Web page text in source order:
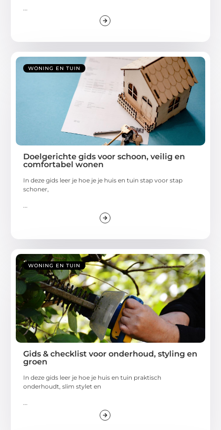
WONING EN TUIN
Doelgerichte gids voor schoon, veilig en
comfortabel wonen
In deze gids leer je hoe je je huis en tuin stap voor stap
schoner,
WONING EN TUIN
Gids & checklist voor onderhoud, styling en
groen
In deze gids leer je hoe je huis en tuin praktisch
onderhoudt, slim stylet en